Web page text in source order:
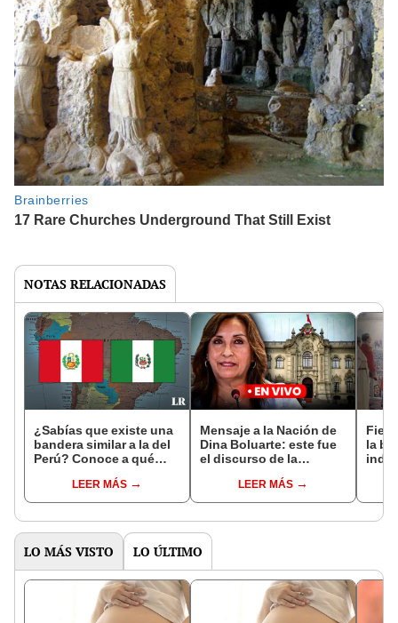
NOTAS RELACIONADAS
¿Sabías que existe una
bandera similar a la del
Perú? Conoce a qué
LEER MÁS
Mensaje a la Nación de
Dina Boluarte: este fue
el discurso de la
PatriasLEER MÁS
la
LO MÁS VISTO LO ÚLTIMO